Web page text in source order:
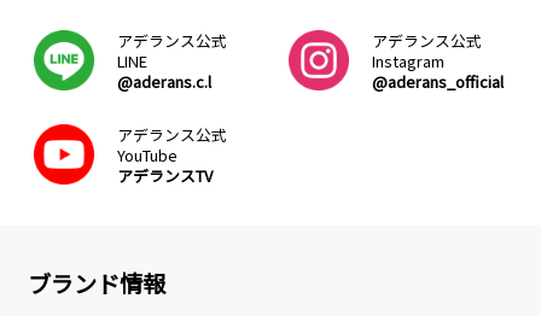
アデランス公式
LINE
@aderans.c.l
アデランス公式
Instagram
@aderans_official
アデランス公式
YouTube
アデランスTV
ブランド情報